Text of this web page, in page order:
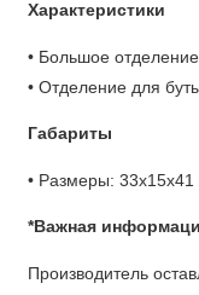
Характеристики
• Большое
• Отделение для
Габариты
• Размеры: 33х15х41
*Важная
Производитель